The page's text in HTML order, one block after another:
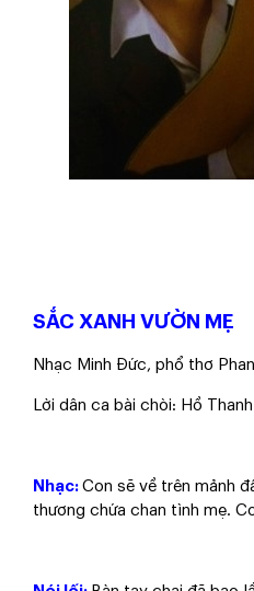
SẮC XANH VƯỜN MẸ
​​​​​​Nhạc Minh Đức, phổ thơ
​​​​​​Lời dân ca bài chòi: Hồ
Nhạc: Con sẽ về trên mảnh
thương chứa chan tình mẹ.